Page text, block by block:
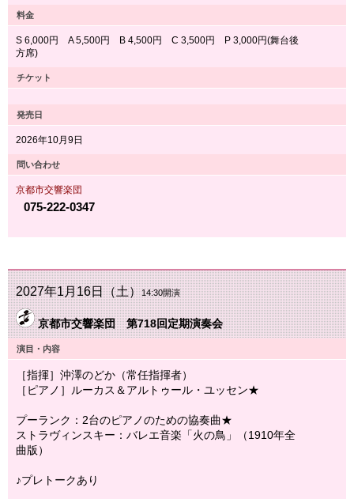
料金
S 6,000円 A 5,500円 B 4,500円 C 3,500円 P 3,000円(舞台後
方席)
チケット
発売日
2026年10月9日
問い合わせ
京都市交響楽団
075-222-0347
2027年1月16日（土）14:30開演
京都市交響楽団 第718回定期演奏会
演目・内容
［指揮］沖澤のどか（常任指揮者）
［ピアノ］ルーカス＆アルトゥール・ユッセン★
プーランク：2台のピアノのための協奏曲★
ストラヴィンスキー：バレエ音楽「火の鳥」（1910年全
曲版）
♪プレトークあり